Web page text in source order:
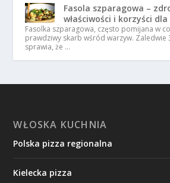
Fasola szparagowa –
właściwości i korzyści
Fasolka szparagowa, często pomijana w
prawdziwy skarb wśród warzyw. Zaledwie
sprawia, że …
WŁOSKA KUCHNIA
Polska pizza regionalna
Kielecka pizza